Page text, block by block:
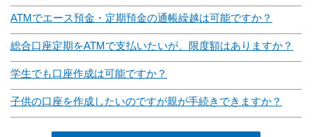
ATMでエース預金・定期預金の通帳繰越は可能ですか？
総合口座定期をATMで支払いたいが、限度額はありますか？
学生でも口座作成は可能ですか？
子供の口座を作成したいのですが親が手続きできますか？